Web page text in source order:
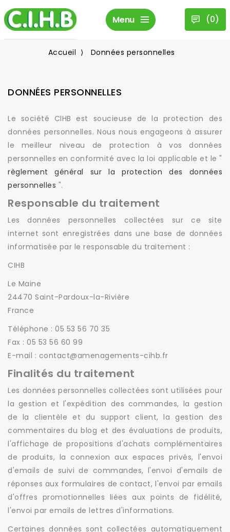
Menu (0)
Accueil Données personnelles
DONNÉES PERSONNELLES
Le société CIHB est soucieuse de la protection des
données personnelles. Nous nous engageons à assurer
le meilleur niveau de protection à vos données
personnelles en conformité avec la loi applicable et le "
règlement général sur la protection des données
personnelles ".
Responsable du traitement
Les données personnelles collectées sur ce site
internet sont enregistrées dans une base de données
informatisée par le responsable du traitement :
CIHB
Le Maine
24470 Saint-Pardoux-la-Rivière
France
Téléphone : 05 53 56 70 35
Fax : 05 53 56 60 99
E-mail : contact@amenagements-cihb.fr
Finalités du traitement
Les données personnelles collectées sont utilisées pour
la gestion et l'expédition des commandes, la gestion
de la clientèle et du support client, la gestion des
commentaires du blog et des évaluations de produits,
l'affichage de propositions d'achats complémentaires
de produits, la connexion aux espaces privés, l'envoi
d'emails de suivi de commandes, l'envoi d'emails de
réponses aux formulaires de contact, l'envoi par emails
d'offres promotionnelles liées aux points de fidélité,
l'envoi par emails de lettres d'informations.
Certaines données sont collectées automatiquement